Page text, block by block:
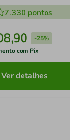
7.330 pontos
,90 -25%
com Pix
Ver detalhes